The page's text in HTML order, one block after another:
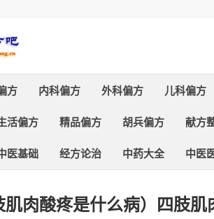
方 内科偏方 外科偏方 儿科偏方
活偏方 精品偏方 胡兵偏方 献方
医基础 经方论治 中药大全 中医
肉酸疼是什么病）四肢肌